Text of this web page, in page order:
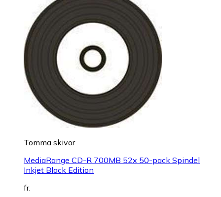
Tomma skivor
MediaRange CD-R 700MB 52x 50-pack Spindel
Inkjet Black Edition
fr.